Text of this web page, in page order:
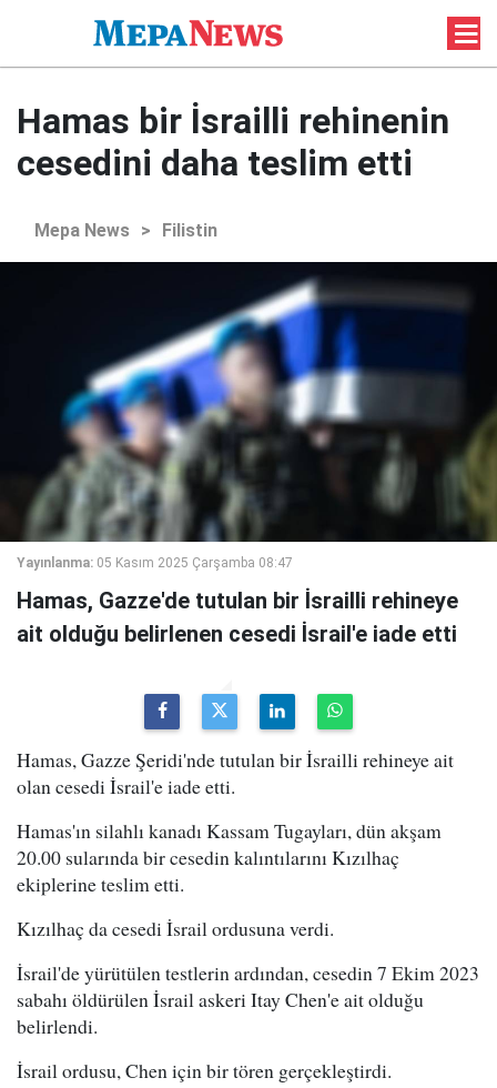
Hamas bir İsrailli rehinenin
cesedini daha teslim etti
Mepa News > Filistin
Yayınlanma: 05 Kasım 2025 Çarşamba 08:47
Hamas, Gazze'de tutulan bir İsrailli rehineye
ait olduğu belirlenen cesedi İsrail'e iade etti
Hamas, Gazze Şeridi'nde tutulan bir İsrailli rehineye ait
olan cesedi İsrail'e iade etti.
Hamas'ın silahlı kanadı Kassam Tugayları, dün akşam
20.00 sularında bir cesedin kalıntılarını Kızılhaç
ekiplerine teslim etti.
Kızılhaç da cesedi İsrail ordusuna verdi.
İsrail'de yürütülen testlerin ardından, cesedin 7 Ekim 2023
sabahı öldürülen İsrail askeri Itay Chen'e ait olduğu
belirlendi.
İsrail ordusu, Chen için bir tören gerçekleştirdi.